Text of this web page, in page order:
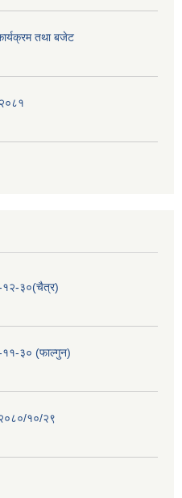
तथा बजेट
३०(चैत्र)
३० (फाल्गुन)
१०/२९